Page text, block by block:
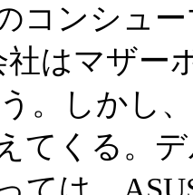
コンシュ
社はマザー
。しかし
てくる。